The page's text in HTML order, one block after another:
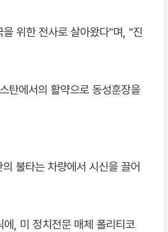
위한 전사로 살아왔다"며, "진
탄에서의 활약으로 동성훈장을
불타는 차량에서 시신을 끌어
, 미 정치전문 매체 폴리티코